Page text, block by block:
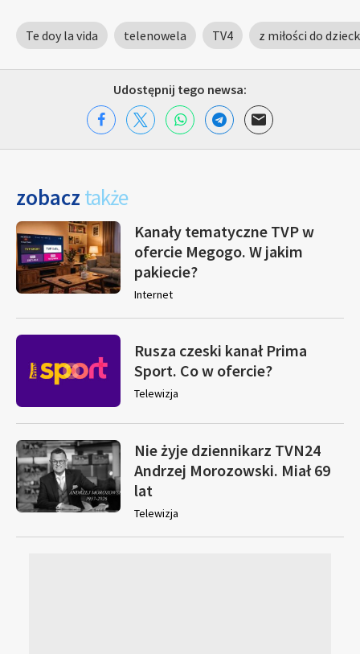
Te doy la vida telenowela TV4 z miłości do
Udostępnij tego newsa:
zobacz także
Kanały tematyczne TVP w
ofercie Megogo. W jakim
pakiecie?
Internet
Rusza czeski kanał Prima
Sport. Co w ofercie?
Telewizja
Nie żyje dziennikarz TVN24
Andrzej Morozowski. Miał 69
lat
Telewizja